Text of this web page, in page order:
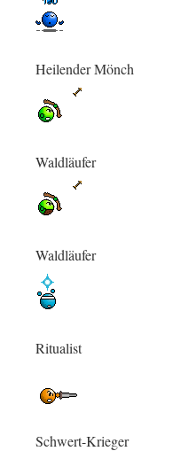
Heilender Mönch
Waldläufer
Waldläufer
Ritualist
Schwert-Krieger